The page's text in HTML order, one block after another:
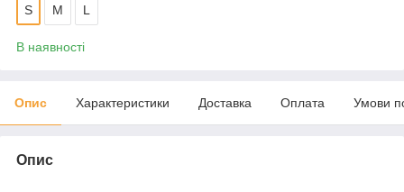
S M L
В наявності
Опис Характеристики Доставка Оплата Умови
Опис